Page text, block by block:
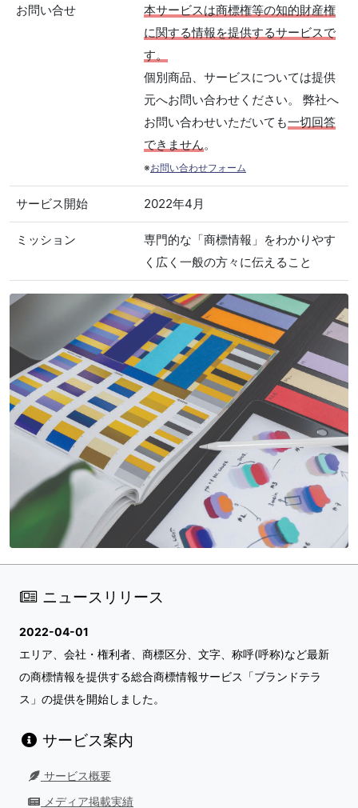
お問い合せ
本サービスは商標権等の知的財産権
に関する情報を提供するサービスで
す。
個別商品、サービスについては提供
元へお問い合わせください。 弊社へ
お問い合わせいただいても一切回答
できません。
※お問い合わせフォーム
サービス開始 2022年4月
ミッション
専門的な「商標情報」をわかりやす
く広く一般の方々に伝えること
ニュースリリース
2022-04-01
エリア、会社・権利者、商標区分、文字、称呼(呼称)など最新
の商標情報を提供する総合商標情報サービス「ブランドテラ
ス」の提供を開始しました。
サービス案内
サービス概要
メディア掲載実績